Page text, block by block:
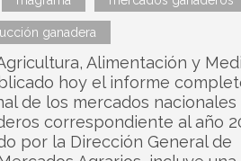
ganadera
Alimentación y
hoy el informe
de los mercados nacionales
correspondiente al año
por la Dirección General de